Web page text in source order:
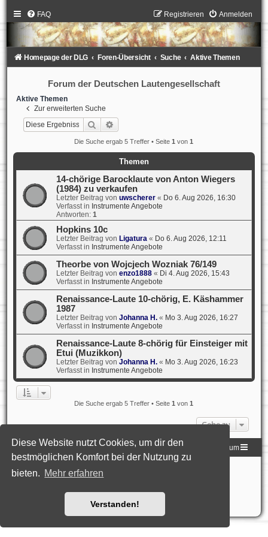
Diese Website nutzt Cookies, um dir den
bestmöglichen Komfort bei der Nutzung zu
bieten. Mehr erfahren
Verstanden!
FAQ Anmelden
Registrieren
Homepage der DLG Foren-Übersicht Suche Aktive Themen
Forum der Deutschen Lautengesellschaft
Aktive Themen
Zur erweiterten Suche
Suche
Die Suche ergab 5 Treffer • Seite1 von1
Themen
14-chörige Barocklaute von Anton Wiegers
(1984) zu verkaufen
Letzter Beitrag von uwscherer« Do 6. Aug 2026, 16:30
Verfasst in Instrumente Angebote
Antworten: 1
Hopkins 10c
Letzter Beitrag von Ligatura « Do 6. Aug 2026, 12:11
Verfasst in Instrumente Angebote
Theorbe von Wojcjech Wozniak 76/149
Letzter Beitrag von enzo1888« Di 4. Aug 2026, 15:43
Verfasst in Instrumente Angebote
Renaissance-Laute 10-chörig, E. Käshammer
1987
Letzter Beitrag von Johanna H.« Mo 3. Aug 2026, 16:27
Verfasst in Instrumente Angebote
Renaissance-Laute 8-chörig für Einsteiger mit
Etui (Muzikkon)
Letzter Beitrag von Johanna H.« Mo 3. Aug 2026, 16:23
Verfasst in Instrumente Angebote
Die Suche ergab 5 Treffer • Seite1 von1
Gehe zu
Homepage der DLG Foren-Übersicht Impressum
Deutsche Übersetzung durch
Nutzungsbedingungen